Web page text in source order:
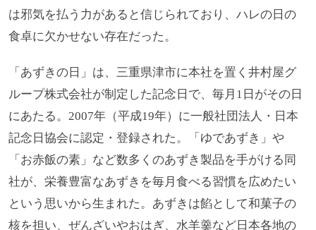
は邪気を払う力があると信じられており、ハレの日の
食卓に欠かせない存在だった。
「あずきの日」は、三重県津市に本社を置く井村屋グ
ループ株式会社が制定した記念日で、毎月1日がその日
にあたる。2007年（平成19年）に一般社団法人・日本
記念日協会に認定・登録された。「ゆであずき」や
「お赤飯の素」など数多くのあずき製品を手がける同
社が、栄養豊富なあずきを毎月食べる習慣を広めたい
という思いから生まれた。あずきは餡として和菓子の
核を担い、ぜんざいやおはぎ、水羊羹など日本各地の